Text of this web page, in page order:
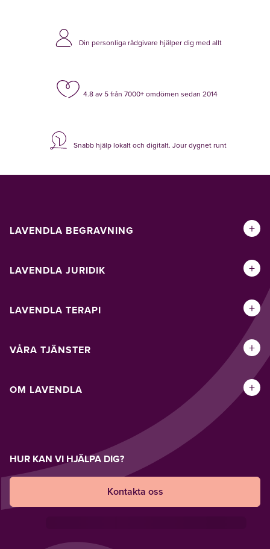
Din personliga rådgivare hjälper dig med allt
4.8 av 5 från 7000+ omdömen sedan 2014
Snabb hjälp lokalt och digitalt. Jour dygnet runt
LAVENDLA BEGRAVNING +
LAVENDLA JURIDIK +
LAVENDLA TERAPI +
VÅRA TJÄNSTER +
OM LAVENDLA +
HUR KAN VI HJÄLPA DIG?
Kontakta oss